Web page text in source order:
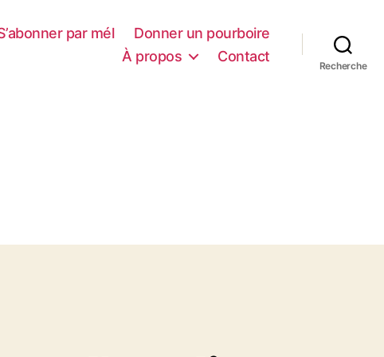
par mél
Donner un pourboire
À propos
Contact
Recherche